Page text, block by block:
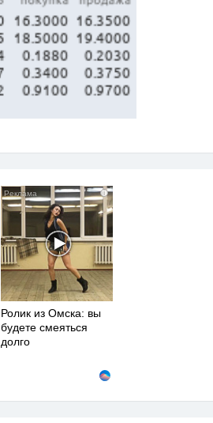
i
Ролик из Омска: вы
будете смеяться
долго